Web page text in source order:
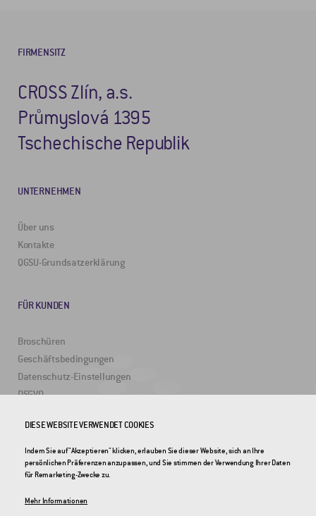
FIRMENSITZ
CROSS Zlín, a.s.
Průmyslová 1395
Tschechische Republik
UNTERNEHMEN
Über uns
Kontakte
QGSU-Grundsatzerklärung
FÜR KUNDEN
Broschüren
Geschäftsbedingungen
Datenschutz-Einstellungen
DSGVO
2DRoad
DIESE WEBSITE VERWENDET COOKIES
Indem Sie auf "Akzeptieren" klicken, erlauben Sie dieser Website, sich an Ihre
persönlichen Präferenzen anzupassen, und Sie stimmen der Verwendung Ihrer Daten
für Remarketing-Zwecke zu.
Mehr Informationen